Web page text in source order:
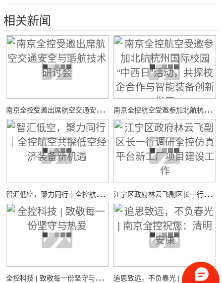
相关新闻
南
京全控受邀出席航空交通安全与适航技术研讨会 南
京全控航空受邀参加北航杭州国际校园“中西日”活动，共探校企合作与智能装备创新发展
智
汇低空，聚力同行｜全控航空共探低空经济装备新机遇 江
宁区政府林云飞副区长一行调研全控仿真平台新工厂项目建设工作
全
控科技 | 致敬每一份坚守与热爱 追
思致远，不负春光 | 南京全控祝您：清明安康